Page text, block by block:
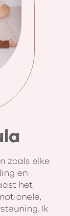
zoals elke
en
het
Ik